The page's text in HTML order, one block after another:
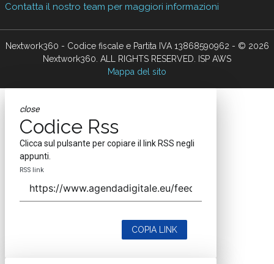
Contatta il nostro team per maggiori informazioni
Nextwork360 - Codice fiscale e Partita IVA 13868590962 - © 2026
Nextwork360. ALL RIGHTS RESERVED. ISP AWS
Mappa del sito
close
Codice Rss
Clicca sul pulsante per copiare il link RSS negli
appunti.
RSS link
COPIA LINK